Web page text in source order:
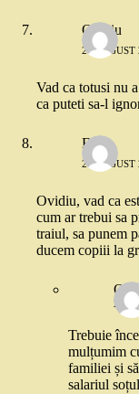
Ovidiu
21 AUGUST
Vad ca totusi nu
ca puteti sa-l
E.
21 AUGUST
Ovidiu, vad ca
cum ar trebui sa
traiul, sa punem
ducem copiii la
21
Trebuie
mulțumim
familiei și
salariul